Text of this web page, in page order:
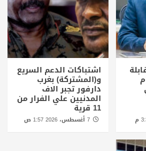
اشتباكات الدعم السريع
و(المشتركة) بغرب
دارفور تجبر الاف
المدنيين علي الفرار من
11 قرية
7 أغسطس، 2026 1:57 ص